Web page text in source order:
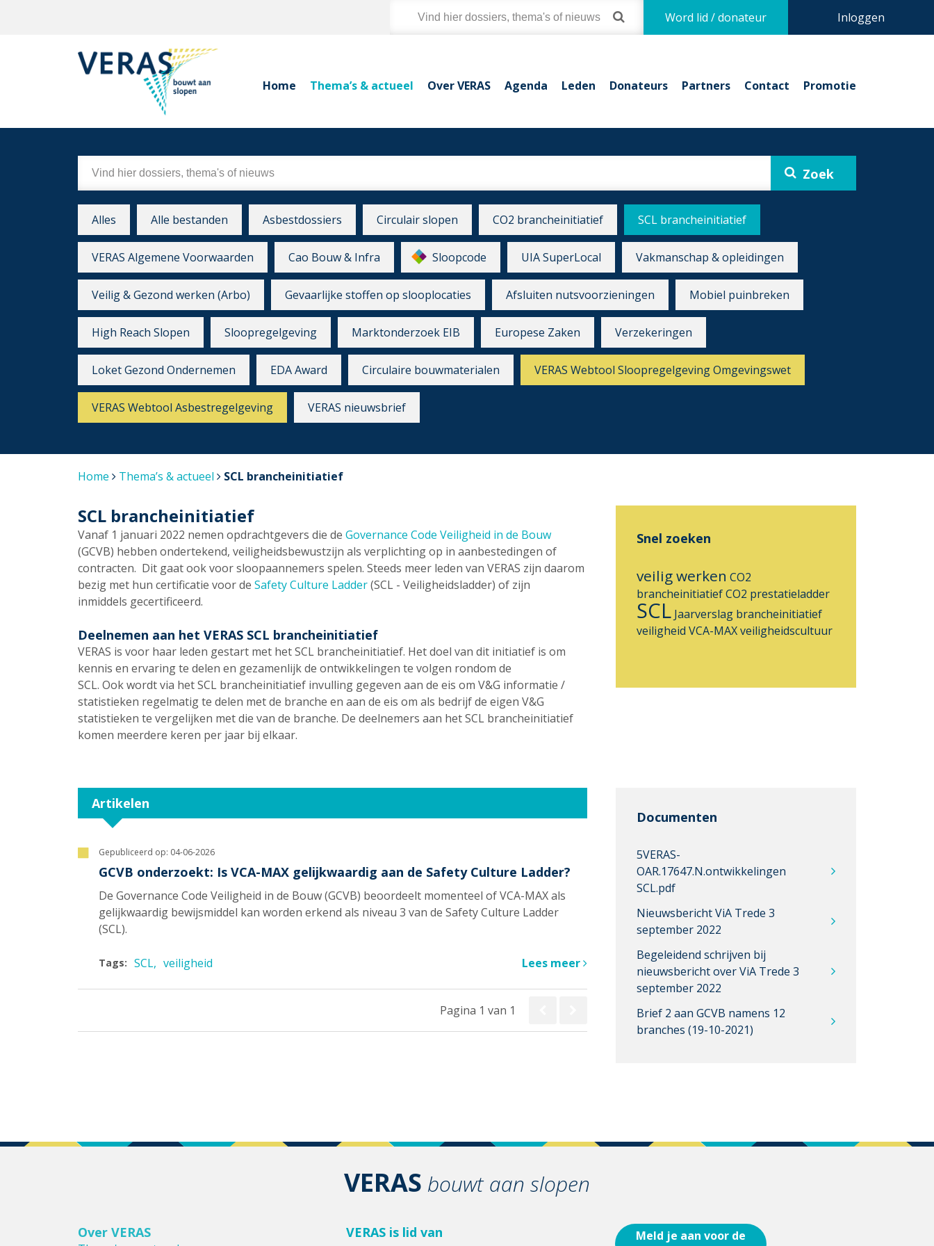
Inloggen
Word lid / donateur
Home Thema’s & actueel Over VERAS Agenda Leden Donateurs Partners Contact Promotie
Alles Alle bestanden Asbestdossiers Circulair slopen CO2 brancheinitiatief SCL brancheinitiatief
VERAS Algemene Voorwaarden Cao Bouw & Infra Sloopcode UIA SuperLocal Vakmanschap & opleidingen
Veilig & Gezond werken (Arbo) Gevaarlijke stoffen op slooplocaties Afsluiten nutsvoorzieningen Mobiel puinbreken
High Reach Slopen Sloopregelgeving Marktonderzoek EIB Europese Zaken Verzekeringen
Loket Gezond Ondernemen EDA Award Circulaire bouwmaterialen VERAS Webtool Sloopregelgeving Omgevingswet
VERAS Webtool Asbestregelgeving VERAS nieuwsbrief
Home Thema’s & actueel SCL brancheinitiatief
SCL brancheinitiatief
Vanaf 1 januari 2022 nemen opdrachtgevers die de Governance Code Veiligheid in de Bouw
(GCVB) hebben ondertekend, veiligheidsbewustzijn als verplichting op in aanbestedingen of
contracten. Dit gaat ook voor sloopaannemers spelen. Steeds meer leden van VERAS zijn daarom
bezig met hun certificatie voor de Safety Culture Ladder(SCL - Veiligheidsladder) of zijn
inmiddels gecertificeerd.
Deelnemen aan het VERAS SCL brancheinitiatief
VERAS is voor haar leden gestart met het SCL brancheinitiatief. Het doel van dit initiatief is om
kennis en ervaring te delen en gezamenlijk de ontwikkelingen te volgen rondom de
SCL. Ook wordt via het SCL brancheinitiatief invulling gegeven aan de eis om V&G informatie /
statistieken regelmatig te delen met de branche en aan de eis om als bedrijf de eigen V&G
statistieken te vergelijken met die van de branche. De deelnemers aan het SCL brancheinitiatief
komen meerdere keren per jaar bij elkaar.
Snel zoeken
veilig werken CO2
brancheinitiatiefCO2 prestatieladder
SCL Jaarverslag brancheinitiatief
veiligheid VCA-MAXveiligheidscultuur
Artikelen
Gepubliceerd op: 04-06-2026
GCVB onderzoekt: Is VCA-MAX gelijkwaardig aan de Safety Culture Ladder?
De Governance Code Veiligheid in de Bouw (GCVB) beoordeelt momenteel of VCA-MAX als
gelijkwaardig bewijsmiddel kan worden erkend als niveau 3 van de Safety Culture Ladder
(SCL).
Tags: SCL veiligheid Lees meer
Pagina 1 van 1
Documenten
5VERAS-
OAR.17647.N.ontwikkelingen
SCL.pdf
Nieuwsbericht ViA Trede 3
september 2022
Begeleidend schrijven bij
nieuwsbericht over ViA Trede 3
september 2022
Brief 2 aan GCVB namens 12
branches (19-10-2021)
VERAS bouwt aan slopen
Over VERAS VERAS is lid van
Meld je aan voor de